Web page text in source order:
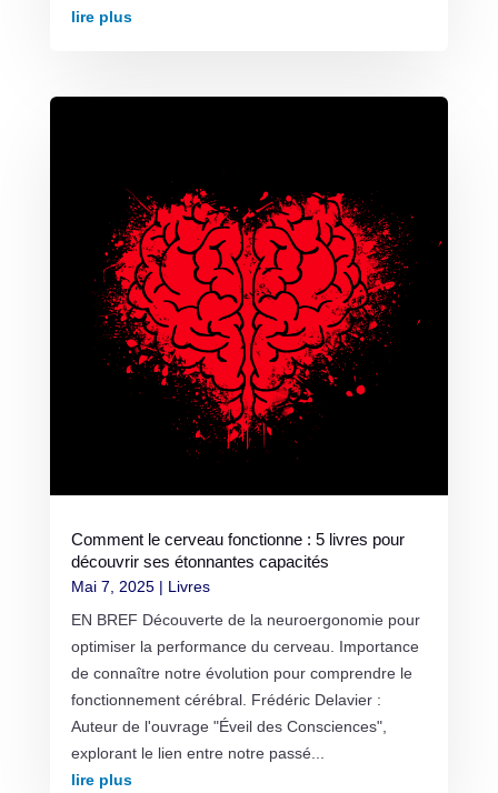
lire plus
Comment le cerveau fonctionne : 5 livres pour
découvrir ses étonnantes capacités
Mai 7, 2025| Livres
EN BREF Découverte de la neuroergonomie pour
optimiser la performance du cerveau. Importance
de connaître notre évolution pour comprendre le
fonctionnement cérébral. Frédéric Delavier :
Auteur de l'ouvrage "Éveil des Consciences",
explorant le lien entre notre passé...
lire plus